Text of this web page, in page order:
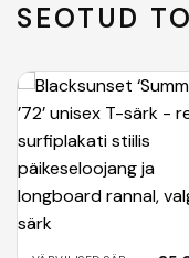
SEOTUD